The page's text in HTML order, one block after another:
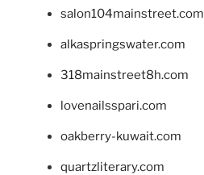
salon104mainstreet.com
alkaspringswater.com
318mainstreet8h.com
lovenailsspari.com
oakberry-kuwait.com
quartzliterary.com